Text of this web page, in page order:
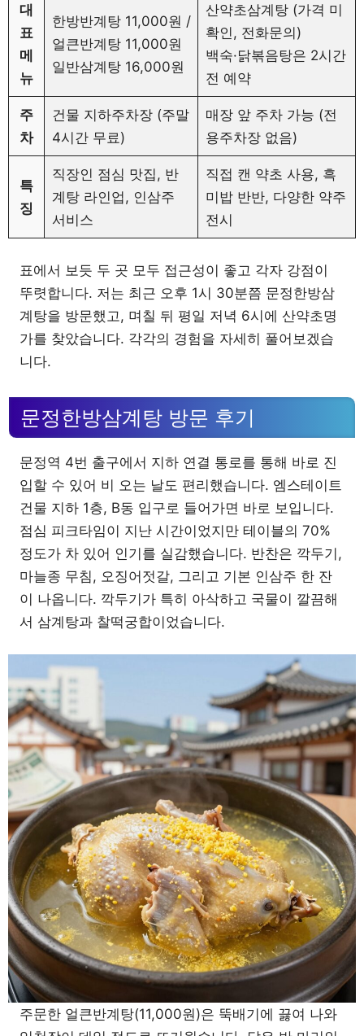
대
표
메
뉴
한방반계탕 11,000원 /
얼큰반계탕 11,000원
일반삼계탕 16,000원
산약초삼계탕 (가격 미
확인, 전화문의)
백숙·닭볶음탕은 2시간
전 예약
주
차
건물 지하주차장 (주말
4시간 무료)
매장 앞 주차 가능 (전
용주차장 없음)
특
징
직장인 점심 맛집, 반
계탕 라인업, 인삼주
서비스
직접 캔 약초 사용, 흑
미밥 반반, 다양한 약주
전시
표에서 보듯 두 곳 모두 접근성이 좋고 각자 강점이
뚜렷합니다. 저는 최근 오후 1시 30분쯤 문정한방삼
계탕을 방문했고, 며칠 뒤 평일 저녁 6시에 산약초명
가를 찾았습니다. 각각의 경험을 자세히 풀어보겠습
니다.
문정한방삼계탕 방문 후기
문정역 4번 출구에서 지하 연결 통로를 통해 바로 진
입할 수 있어 비 오는 날도 편리했습니다. 엠스테이트
건물 지하 1층, B동 입구로 들어가면 바로 보입니다.
점심 피크타임이 지난 시간이었지만 테이블의 70%
정도가 차 있어 인기를 실감했습니다. 반찬은 깍두기,
마늘종 무침, 오징어젓갈, 그리고 기본 인삼주 한 잔
이 나옵니다. 깍두기가 특히 아삭하고 국물이 깔끔해
서 삼계탕과 찰떡궁합이었습니다.
주문한 얼큰반계탕(11,000원)은 뚝배기에 끓여 나와